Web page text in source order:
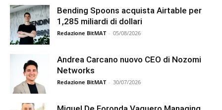
Bending Spoons acquista Airtable per
1,285 miliardi di dollari
Redazione BitMAT - 05/08/2026
Andrea Carcano nuovo CEO di Nozomi
Networks
Redazione BitMAT - 30/07/2026